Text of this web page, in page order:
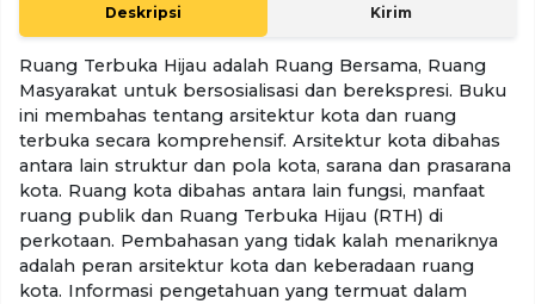
Deskripsi Kirim
Ruang Terbuka Hijau adalah Ruang Bersama, Ruang
Masyarakat untuk bersosialisasi dan berekspresi. Buku
ini membahas tentang arsitektur kota dan ruang
terbuka secara komprehensif. Arsitektur kota dibahas
antara lain struktur dan pola kota, sarana dan prasarana
kota. Ruang kota dibahas antara lain fungsi, manfaat
ruang publik dan Ruang Terbuka Hijau (RTH) di
perkotaan. Pembahasan yang tidak kalah menariknya
adalah peran arsitektur kota dan keberadaan ruang
kota. Informasi pengetahuan yang termuat dalam